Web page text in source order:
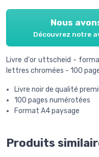
Nous
Découvrez notre
Livre d'or uttscheid -
lettres chromées - 100
Livre noir de qualité
100 pages numérotées
Format A4 paysage
Produits